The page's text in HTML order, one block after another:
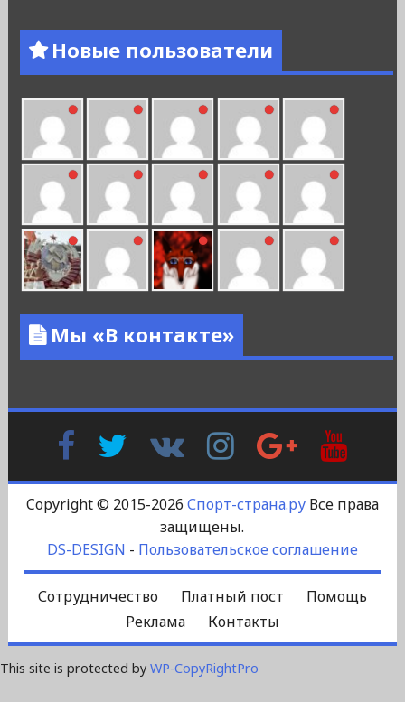
Новые пользователи
Мы «В контакте»
FacebookTwitter
Контакте
InstagramGoogle
Plus
Copyright © 2015-2026 Спорт-страна.руВсе права
защищены.
DS-DESIGN - Пользовательское соглашение
Сотрудничество Платный пост
Помощь
Реклама
Контакты
This site is protected by WP-CopyRightPro